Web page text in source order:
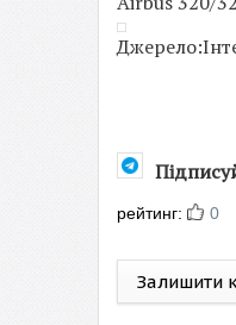
рейтинг: 0
Залишити